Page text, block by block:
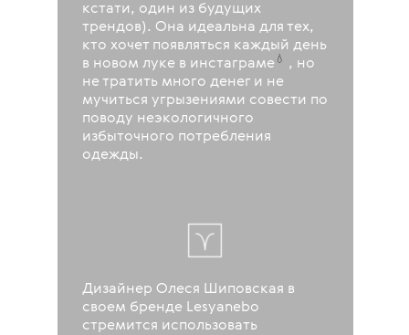
кстати, один из будущих
трендов). Она идеальна для тех,
кто хочет появляться каждый день
в новом луке в инстаграме 💧
, но
не тратить много денег и не
мучиться угрызениями совести по
поводу неэкологичного
избыточного потребления
одежды.
Дизайнер Олеся Шиповская в
своем бренде Lesyanebo
стремится использовать